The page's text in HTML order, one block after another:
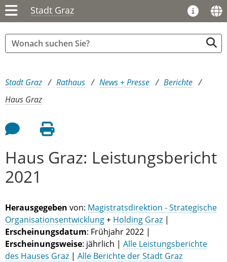
Stadt Graz
Sie sind hier:
Stadt Graz Rathaus News + Presse
Berichte
Haus Graz
Feedback an Autor
Seite drucken
Haus Graz: Leistungsbericht
2021
Herausgegeben von: Magistratsdirektion - Strategische
Organisationsentwicklung+ Holding Graz |
Erscheinungsdatum: Frühjahr 2022 |
Erscheinungsweise: jährlich | Alle Leistungsberichte
des Hauses Graz | Alle Berichte der Stadt Graz